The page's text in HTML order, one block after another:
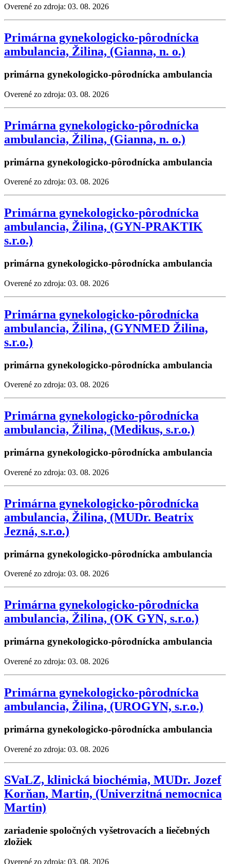
Overené zo zdroja: 03. 08. 2026
Primárna gynekologicko-pôrodnícka
ambulancia, Žilina, (Gianna, n. o.)
primárna gynekologicko-pôrodnícka ambulancia
Overené zo zdroja: 03. 08. 2026
Primárna gynekologicko-pôrodnícka
ambulancia, Žilina, (Gianna, n. o.)
primárna gynekologicko-pôrodnícka ambulancia
Overené zo zdroja: 03. 08. 2026
Primárna gynekologicko-pôrodnícka
ambulancia, Žilina, (GYN-PRAKTIK
s.r.o.)
primárna gynekologicko-pôrodnícka ambulancia
Overené zo zdroja: 03. 08. 2026
Primárna gynekologicko-pôrodnícka
ambulancia, Žilina, (GYNMED Žilina,
s.r.o.)
primárna gynekologicko-pôrodnícka ambulancia
Overené zo zdroja: 03. 08. 2026
Primárna gynekologicko-pôrodnícka
ambulancia, Žilina, (Medikus, s.r.o.)
primárna gynekologicko-pôrodnícka ambulancia
Overené zo zdroja: 03. 08. 2026
Primárna gynekologicko-pôrodnícka
ambulancia, Žilina, (MUDr. Beatrix
Jezná, s.r.o.)
primárna gynekologicko-pôrodnícka ambulancia
Overené zo zdroja: 03. 08. 2026
Primárna gynekologicko-pôrodnícka
ambulancia, Žilina, (OK GYN, s.r.o.)
primárna gynekologicko-pôrodnícka ambulancia
Overené zo zdroja: 03. 08. 2026
Primárna gynekologicko-pôrodnícka
ambulancia, Žilina, (UROGYN, s.r.o.)
primárna gynekologicko-pôrodnícka ambulancia
Overené zo zdroja: 03. 08. 2026
SVaLZ, klinická biochémia, MUDr. Jozef
Korňan, Martin, (Univerzitná nemocnica
Martin)
zariadenie spoločných vyšetrovacích a liečebných
zložiek
Overené zo zdroja: 03. 08. 2026